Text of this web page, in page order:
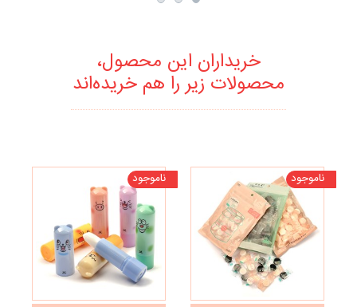
خریداران این محصول،
محصولات زیر را هم خریده‌اند
ناموجود ناموجود